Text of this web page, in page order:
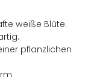
weiße Blüte.
pflanzlichen